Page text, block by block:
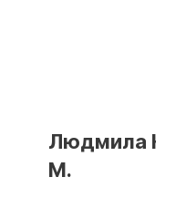
Людмила
М.